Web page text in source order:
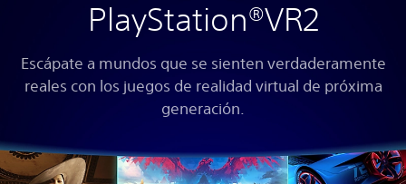
PlayStation®VR2
Escápate a mundos que se sienten verdaderamente
reales con los juegos de realidad virtual de próxima
generación.